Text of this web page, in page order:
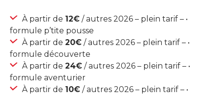
À partir de 12€ / autres 2026 – plein tarif – •
formule p’tite pousse
À partir de 20€ / autres 2026 – plein tarif – •
formule découverte
À partir de 24€ / autres 2026 – plein tarif – •
formule aventurier
À partir de 10€ / autres 2026 – plein tarif – •